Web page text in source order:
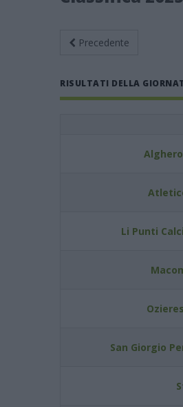
Precedente
RISULTATI DELLA
Li Punti
San Giorgio